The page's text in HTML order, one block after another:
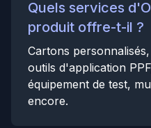
Quels services
produit offre-t-il ?
Cartons
outils d'application
équipement de test,
encore.